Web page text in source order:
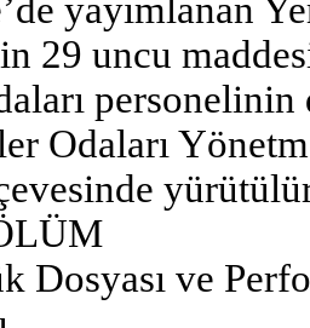
yayımlanan
29 uncu
Odaları
Dosyası ve